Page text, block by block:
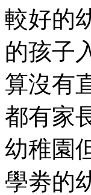
較好的
的孩子
算沒有
都有家
幼稚園
學劵的